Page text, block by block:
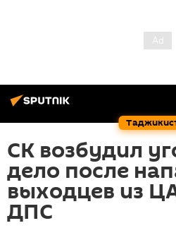
СК возбудил
дело после
выходцев из
ДПС